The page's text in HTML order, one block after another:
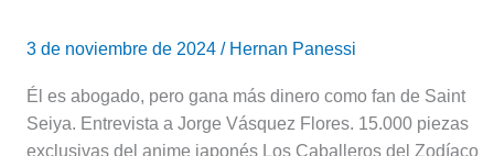
3 de noviembre de 2024 / Hernan Panessi
Él es abogado, pero gana más dinero como fan de Saint
Seiya. Entrevista a Jorge Vásquez Flores. 15.000 piezas
exclusivas del anime japonés Los Caballeros del Zodíaco